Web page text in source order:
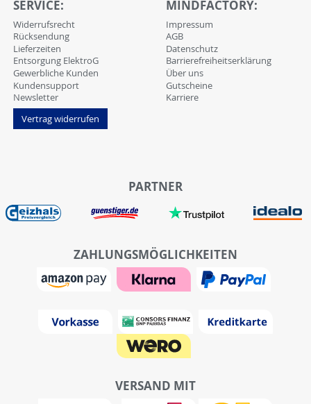
SERVICE:
Widerrufsrecht
Rücksendung
Lieferzeiten
Entsorgung ElektroG
Gewerbliche Kunden
Kundensupport
Newsletter
Vertrag widerrufen
MINDFACTORY:
Impressum
AGB
Datenschutz
Barrierefreiheitserklärung
Über uns
Gutscheine
Karriere
PARTNER
ZAHLUNGSMÖGLICHKEITEN
VERSAND MIT